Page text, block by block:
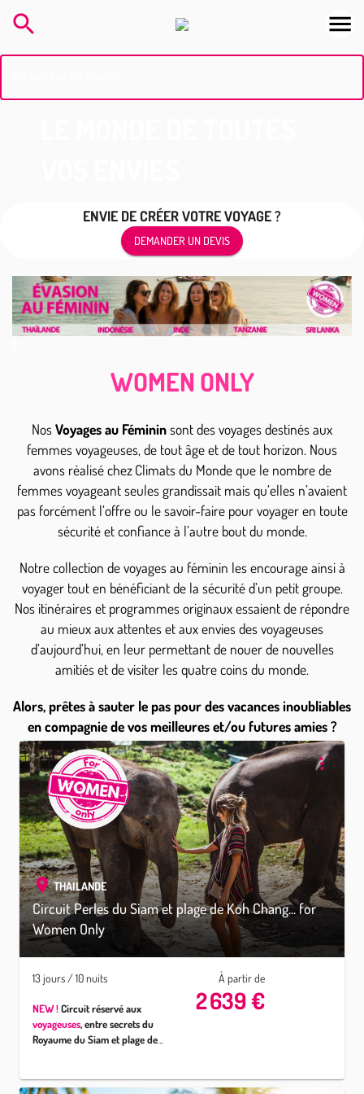
ENVIE DE CRÉER VOTRE VOYAGE ?
DEMANDER UN DEVIS
WOMEN ONLY
NosVoyages au Fémininsont des voyages destinés aux
femmes voyageuses, de tout âge et de tout horizon. Nous
avons réalisé chez Climats du Monde que le nombre de
femmes voyageant seules grandissait mais qu’elles n’avaient
pas forcément l’offre ou le savoir-faire pour voyager en toute
sécurité et confiance à l’autre bout du monde.
Notre collection de voyages au féminin les encourage ainsi à
voyager tout en bénéficiant de la sécurité d’un petit groupe.
Nos itinéraires et programmes originaux essaient de répondre
au mieux aux attentes et aux envies des voyageuses
d’aujourd’hui, en leur permettant de nouer de nouvelles
amitiés et de visiter les quatre coins du monde.
Alors, prêtes à sauter le pas pour des vacances inoubliables
en compagnie de vos meilleures et/ou futures amies ?
THAILANDE
Circuit Perles du Siam et plage de Koh Chang... for
Women Only
13 jours / 10 nuits
NEW !Circuit réservé aux
voyageuses, entre secrets du
Royaume du Siam et plage de
Des trésors naturels deChiang
À partir de
2 639 €